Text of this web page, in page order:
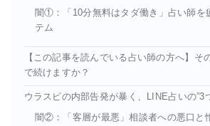
闇①：「10分無料はタダ働き」占い師を
テム
【この記事を読んでいる占い師の方へ】そ
で続けますか？
ウラスピの内部告発が暴く、LINE占いの”3
闇②：「客層が最悪」相談者への悪口と